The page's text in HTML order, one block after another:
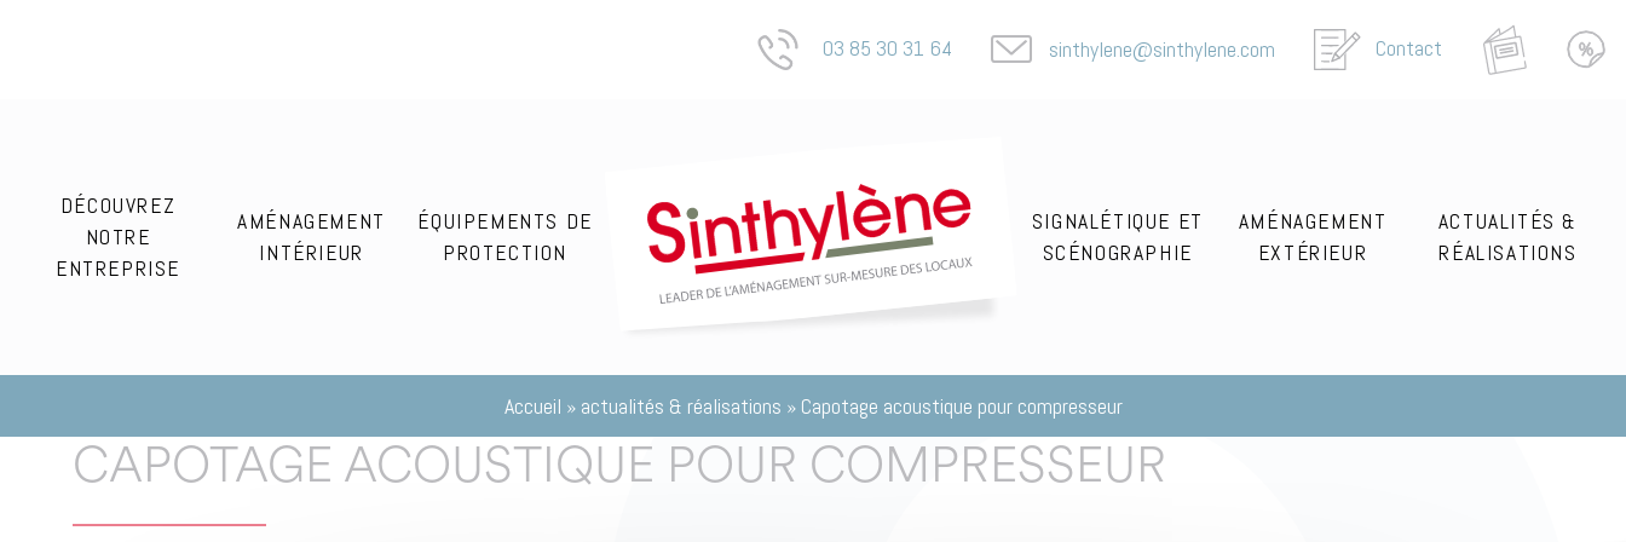
03 85 30 31 64 sinthylene@sinthylene.com Contact
DÉCOUVREZ
NOTRE
ENTREPRISE
AMÉNAGEMENT
INTÉRIEUR
ÉQUIPEMENTS DE
PROTECTION
SIGNALÉTIQUE ET
SCÉNOGRAPHIE
AMÉNAGEMENT
EXTÉRIEUR
ACTUALITÉS &
RÉALISATIONS
Accueil » actualités & réalisations » Capotage acoustique pour compresseur
CAPOTAGE ACOUSTIQUE POUR COMPRESSEUR